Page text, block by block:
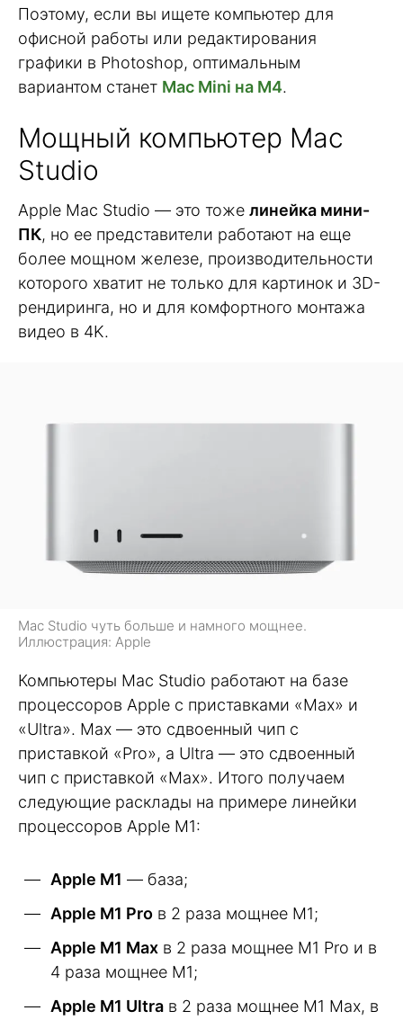
Поэтому, если вы ищете компьютер для
офисной работы или редактирования
графики в Photoshop, оптимальным
вариантом станет Mac Mini на M4.
Мощный компьютер Mac
Studio
Apple Mac Studio — это тоже линейка мини-
ПК, но ее представители работают на еще
более мощном железе, производительности
которого хватит не только для картинок и 3D-
рендиринга, но и для комфортного монтажа
видео в 4K.
Mac Studio чуть больше и намного мощнее.
Иллюстрация: Apple
Компьютеры Mac Studio работают на базе
процессоров Apple с приставками «Max» и
«Ultra». Max — это сдвоенный чип с
приставкой «Pro», а Ultra — это сдвоенный
чип с приставкой «Max». Итого получаем
следующие расклады на примере линейки
процессоров Apple M1:
Apple M1 — база;
Apple M1 Pro в 2 раза мощнее M1;
Apple M1 Max в 2 раза мощнее M1 Pro и в
4 раза мощнее M1;
Apple M1 Ultra в 2 раза мощнее M1 Max, в